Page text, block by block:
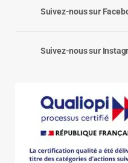
Suivez-nous sur
Suivez-nous sur